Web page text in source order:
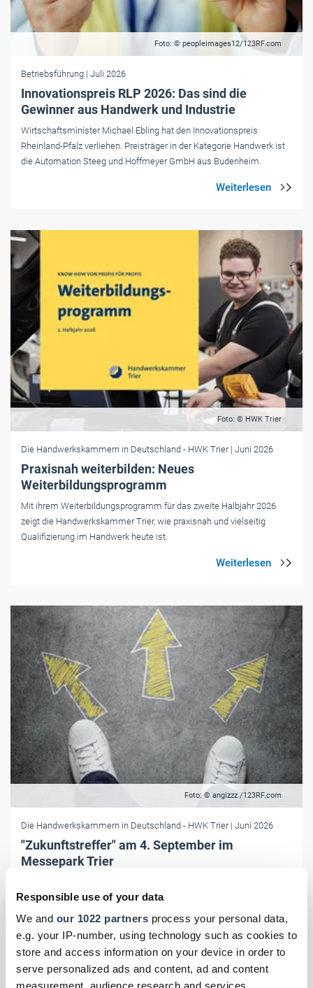
Responsible use of your data
We and our 1022 partners process your personal data,
e.g. your IP-number, using technology such as cookies to
store and access information on your device in order to
serve personalized ads and content, ad and content
Foto: © peopleimages12/123RF.com
Betriebsführung | Juli 2026
Innovationspreis RLP 2026: Das sind die
Gewinner aus Handwerk und Industrie
Wirtschaftsminister Michael Ebling hat den Innovationspreis
Rheinland-Pfalz verliehen. Preisträger in der Kategorie Handwerk ist
die Automation Steeg und Hoffmeyer GmbH aus Budenheim.
Foto: © HWK Trier
Die Handwerkskammern in Deutschland - HWK Trier | Juni 2026
Praxisnah weiterbilden: Neues
Weiterbildungsprogramm
Mit ihrem Weiterbildungsprogramm für das zweite Halbjahr 2026
zeigt die Handwerkskammer Trier, wie praxisnah und vielseitig
Qualifizierung im Handwerk heute ist.
Foto: © angizzz /123RF.com
Die Handwerkskammern in Deutschland - HWK Trier | Juni 2026
"Zukunftstreffer" am 4. September im
Messepark Trier
noch für die nächste Berufsbildungsmesse als Aussteller
anzumelden.